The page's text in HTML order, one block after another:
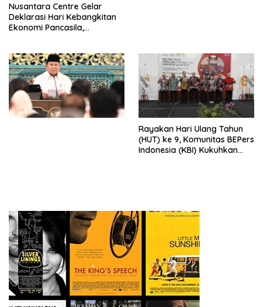
Nusantara Centre Gelar
Deklarasi Hari Kebangkitan
Ekonomi Pancasila,
Penjajahan (Pergolakan
Ekonomi Politik Indonesia) &
Simposium Nasional “Urgensi
Undang-Undang
Perekonomian Nasional dan
Kesejahteraan Sosial dalam
Rayakan Hari Ulang Tahun
(HUT) ke 9, Komunitas BEPers
Indonesia (KBI) Kukuhkan
seluruh Indonesia dan
Mancanegara”.